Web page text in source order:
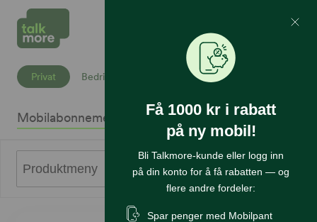
Mine Sider
Privat Bedrift
Mobilabonnement Mobiltelefoner InternettSikkerhet
Produktmeny
Få 1000 kr i rabatt
på ny mobil!
Bli Talkmore-kunde eller logg inn
på din konto for å få rabatten — og
flere andre fordeler:
Spar penger med Mobilpant